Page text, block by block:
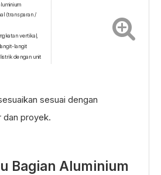
(transparan /
vertikal,
langit
dengan unit
sesuai dengan
dan proyek.
Bagian Aluminium